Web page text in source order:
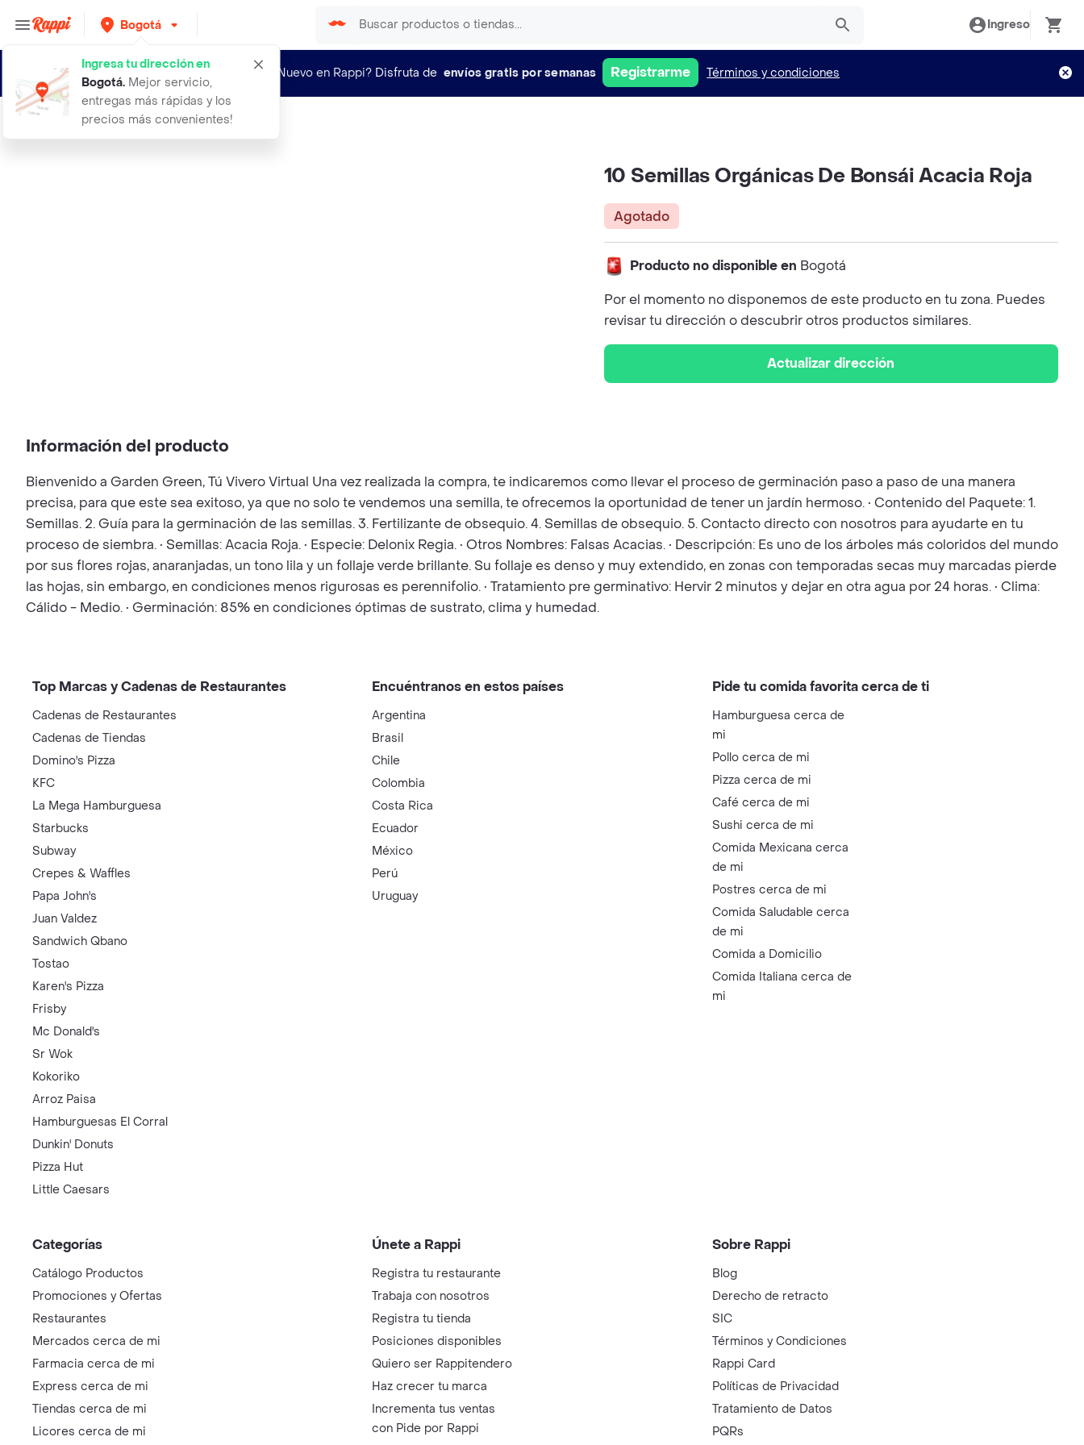
Bogotá
Ingresa tu dirección en
Bogotá. Mejor servicio,
entregas más rápidas y los
precios más convenientes!
Ingreso
¿Nuevo en Rappi? Disfruta de envíos gratis por semanas Registrarme Términos y condiciones
10 semillas organicas de bonsai aca
10 Semillas Orgánicas De Bonsái Acacia Roja
Agotado
Producto no disponible en Bogotá
Por el momento no disponemos de este producto en tu zona. Puedes
revisar tu dirección o descubrir otros productos similares.
Actualizar dirección
Información del producto
Bienvenido a Garden Green, Tú Vivero Virtual Una vez realizada la compra, te indicaremos como llevar el proceso de germinación paso a paso de una manera
precisa, para que este sea exitoso, ya que no solo te vendemos una semilla, te ofrecemos la oportunidad de tener un jardín hermoso. • Contenido del Paquete: 1.
Semillas. 2. Guía para la germinación de las semillas. 3. Fertilizante de obsequio. 4. Semillas de obsequio. 5. Contacto directo con nosotros para ayudarte en tu
proceso de siembra. • Semillas: Acacia Roja. • Especie: Delonix Regia. • Otros Nombres: Falsas Acacias. • Descripción: Es uno de los árboles más coloridos del mundo
por sus flores rojas, anaranjadas, un tono lila y un follaje verde brillante. Su follaje es denso y muy extendido, en zonas con temporadas secas muy marcadas pierde
las hojas, sin embargo, en condiciones menos rigurosas es perennifolio. • Tratamiento pre germinativo: Hervir 2 minutos y dejar en otra agua por 24 horas. • Clima:
Cálido - Medio. • Germinación: 85% en condiciones óptimas de sustrato, clima y humedad.
Top Marcas y Cadenas de Restaurantes
Cadenas de Restaurantes
Cadenas de Tiendas
Domino's Pizza
KFC
La Mega Hamburguesa
Starbucks
Subway
Crepes & Waffles
Papa John's
Juan Valdez
Sandwich Qbano
Tostao
Karen's Pizza
Frisby
Mc Donald's
Sr Wok
Kokoriko
Arroz Paisa
Hamburguesas El Corral
Dunkin' Donuts
Pizza Hut
Little Caesars
Encuéntranos en estos países
Argentina
Brasil
Chile
Colombia
Costa Rica
Ecuador
México
Perú
Uruguay
Pide tu comida favorita cerca de ti
Hamburguesa cerca de
mi
Pollo cerca de mi
Pizza cerca de mi
Café cerca de mi
Sushi cerca de mi
Comida Mexicana cerca
de mi
Postres cerca de mi
Comida Saludable cerca
de mi
Comida a Domicilio
Comida Italiana cerca de
mi
Categorías
Catálogo Productos
Promociones y Ofertas
Restaurantes
Mercados cerca de mi
Farmacia cerca de mi
Express cerca de mi
Tiendas cerca de mi
Licores cerca de mi
Únete a Rappi
Registra tu restaurante
Trabaja con nosotros
Registra tu tienda
Posiciones disponibles
Quiero ser Rappitendero
Haz crecer tu marca
Incrementa tus ventas
con Pide por Rappi
Sobre Rappi
Blog
Derecho de retracto
SIC
Términos y Condiciones
Rappi Card
Políticas de Privacidad
Tratamiento de Datos
PQRs